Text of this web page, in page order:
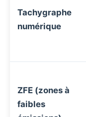
Tachygraphe
numérique
ZFE (zones à
faibles